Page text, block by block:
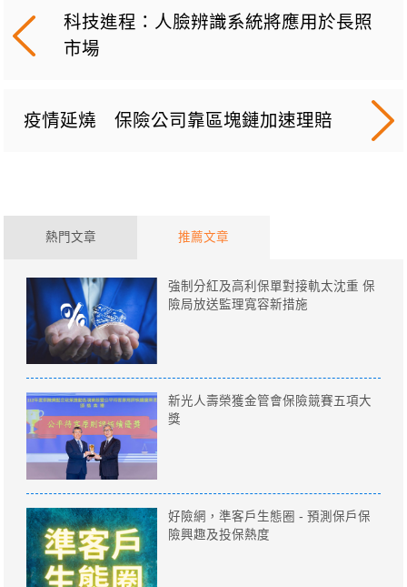
科技進程：人臉辨識系統將應用於長照
市場
疫情延燒 保險公司靠區塊鏈加速理賠
熱門文章 推薦文章
強制分紅及高利保單對接軌太沈重 保
險局放送監理寬容新措施
新光人壽榮獲金管會保險競賽五項大
獎
好險網，準客戶生態圈 - 預測保戶保
險興趣及投保熱度